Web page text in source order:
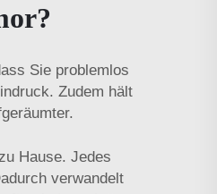
Sie problemlos
Zudem hält
Hause. Jedes
verwandelt